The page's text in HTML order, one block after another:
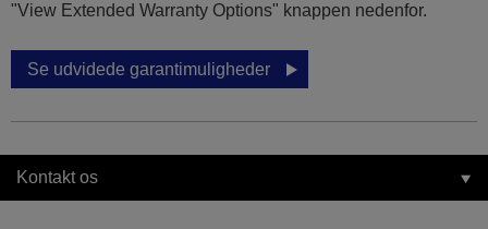
"View Extended Warranty Options" knappen nedenfor.
Se udvidede garantimuligheder
Kontakt os